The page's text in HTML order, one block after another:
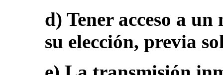
d) Tener acceso a
su elección, previa